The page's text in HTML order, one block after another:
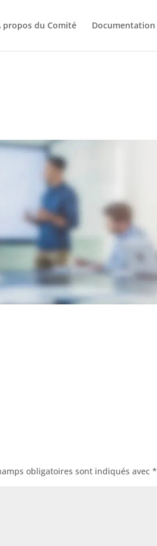
propos du Comité Documentation
obligatoires sont indiqués avec*